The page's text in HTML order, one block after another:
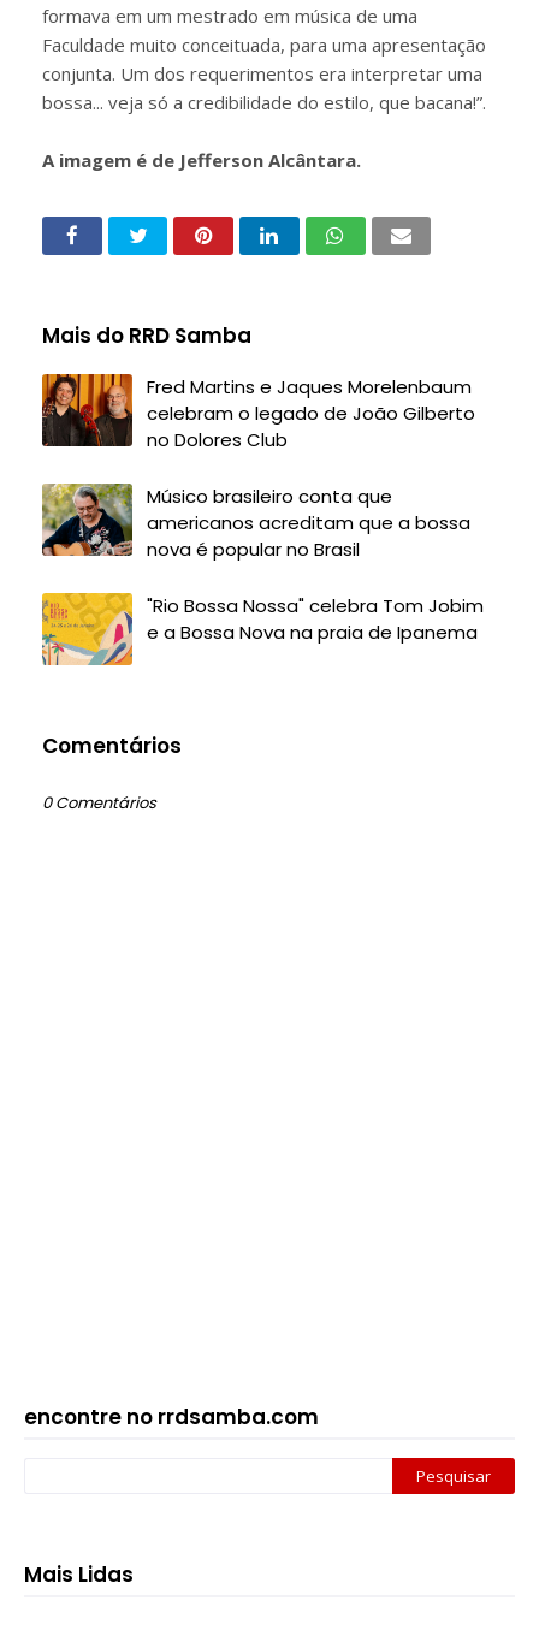
formava em um mestrado em música de uma
Faculdade muito conceituada, para uma apresentação
conjunta. Um dos requerimentos era interpretar uma
bossa... veja só a credibilidade do estilo, que bacana!”.
A imagem é de Jefferson Alcântara.
Mais do RRD Samba
Fred Martins e Jaques Morelenbaum
celebram o legado de João Gilberto
no Dolores Club
Músico brasileiro conta que
americanos acreditam que a bossa
nova é popular no Brasil
"Rio Bossa Nossa" celebra Tom Jobim
e a Bossa Nova na praia de Ipanema
Comentários
0 Comentários
encontre no rrdsamba.com
Mais Lidas